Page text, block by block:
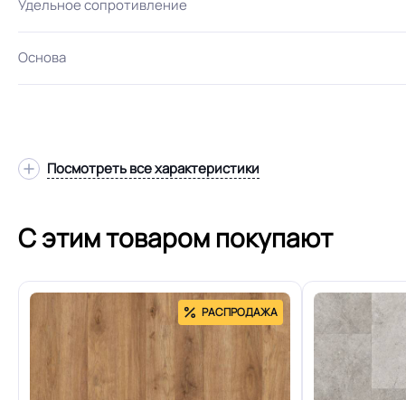
Удельное сопротивление
Основа
Толщина
Допуск изменения толщин
Посмотреть все характеристики
С этим товаром покупают
РАСПРОДАЖА